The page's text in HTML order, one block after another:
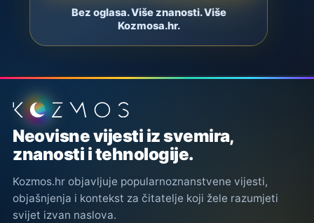
Bez oglasa. Više znanosti. Više
Kozmosa.hr.
Podnožje stranice
Neovisne vijesti iz svemira,
znanosti i tehnologije.
Kozmos.hr objavljuje popularnoznanstvene vijesti,
objašnjenja i kontekst za čitatelje koji žele razumjeti
svijet izvan naslova.